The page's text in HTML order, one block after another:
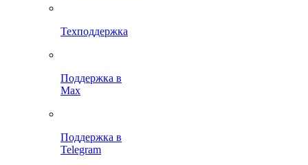
Техподдержка
Поддержка в
Max
Поддержка в
Telegram